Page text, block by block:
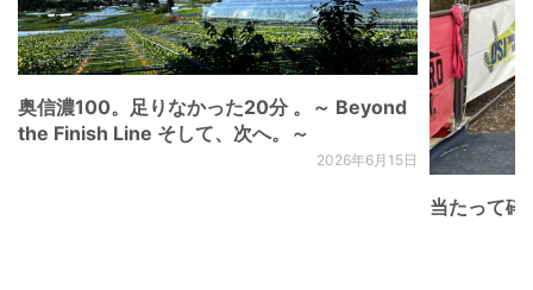
奥信濃100。足りなかった20分 。～ Beyond
the Finish Line そして、次へ。～
2026年6月15日
当たって砕